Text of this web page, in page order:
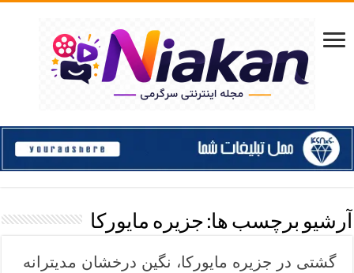
آرشیو برچسب ها: جزیره مایورکا
گشتی در جزیره مایورکا، نگین درخشان مدیترانه